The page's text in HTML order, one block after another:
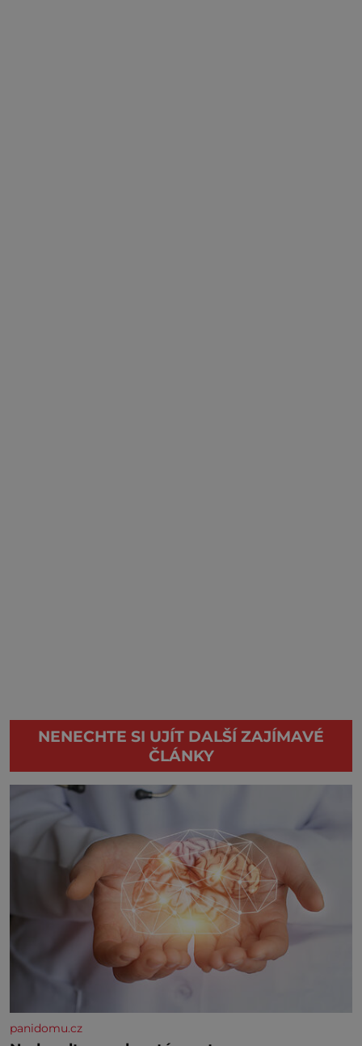
NENECHTE SI UJÍT DALŠÍ ZAJÍMAVÉ
ČLÁNKY
panidomu.cz